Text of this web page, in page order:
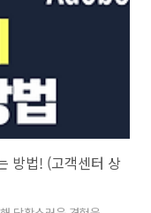
방법! (고객센터 상